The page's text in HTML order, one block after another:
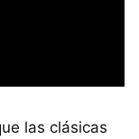
las clásicas